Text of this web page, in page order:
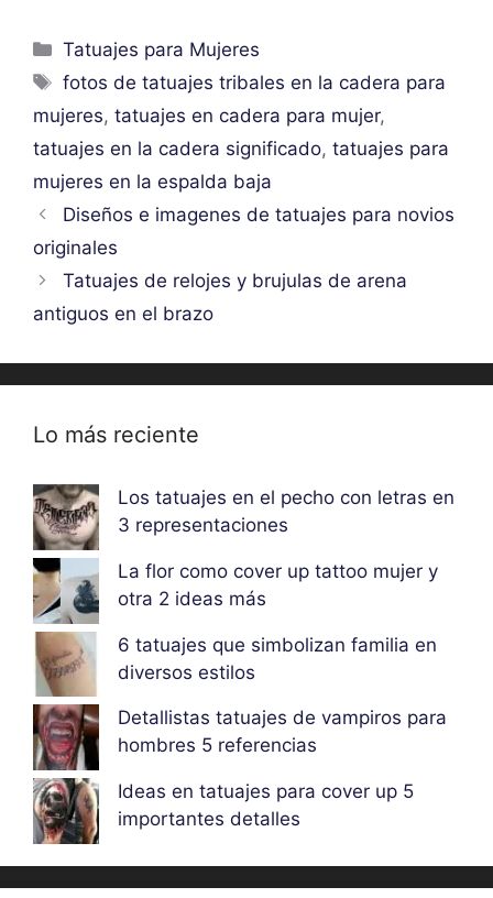
Categorías
Tatuajes para Mujeres
Etiquetas
fotos de tatuajes tribales en la cadera para
mujeres, tatuajes en cadera para mujer,
tatuajes en la cadera significado, tatuajes para
mujeres en la espalda baja
Diseños e imagenes de tatuajes para novios
originales
Tatuajes de relojes y brujulas de arena
antiguos en el brazo
Lo más reciente
Los tatuajes en el pecho con letras en
3 representaciones
La flor como cover up tattoo mujer y
otra 2 ideas más
6 tatuajes que simbolizan familia en
diversos estilos
Detallistas tatuajes de vampiros para
hombres 5 referencias
Ideas en tatuajes para cover up 5
importantes detalles